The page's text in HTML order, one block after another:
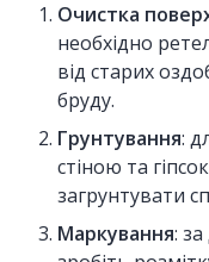
Очистка
необхідно
від старих
бруду.
Грунтування:
стіною та
загрунтувати
Маркування: